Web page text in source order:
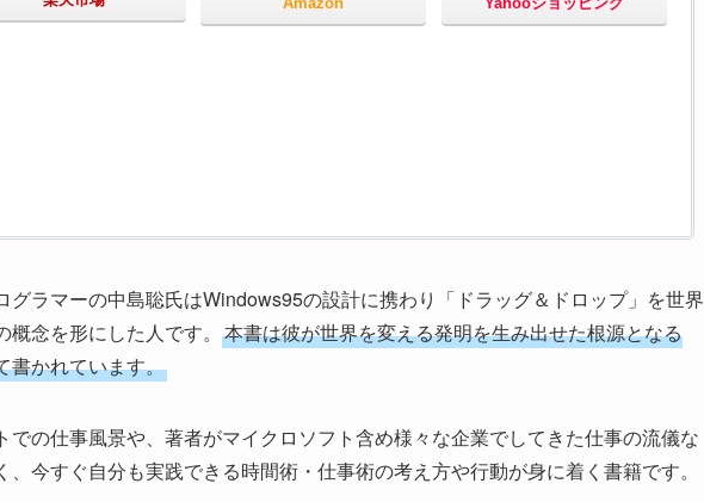
グラマーの中島聡氏はWindows95の設計に携わり「ドラッグ＆ドロップ」を世界
念を形にした人です。 本書は彼が世界を変える発明を生み出せた根源となる
書かれています。
での仕事風景や、著者がマイクロソフト含め様々な企業でしてきた仕事の流儀な
今すぐ自分も実践できる時間術・仕事術の考え方や行動が身に着く書籍です。